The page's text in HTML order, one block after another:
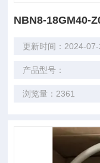
NBN8-18GM40-
更新时间：2024-07-
产品型号：
浏览量：2361